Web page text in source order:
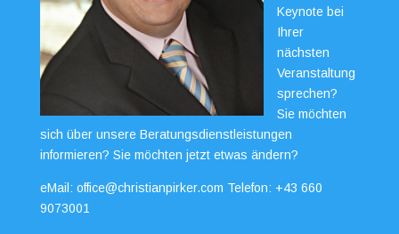
Keynote bei
Ihrer
nächsten
Veranstaltung
sprechen?
Sie möchten
sich über unsere Beratungsdienstleistungen
informieren? Sie möchten jetzt etwas ändern?
eMail: office@christianpirker.com Telefon: +43 660
9073001